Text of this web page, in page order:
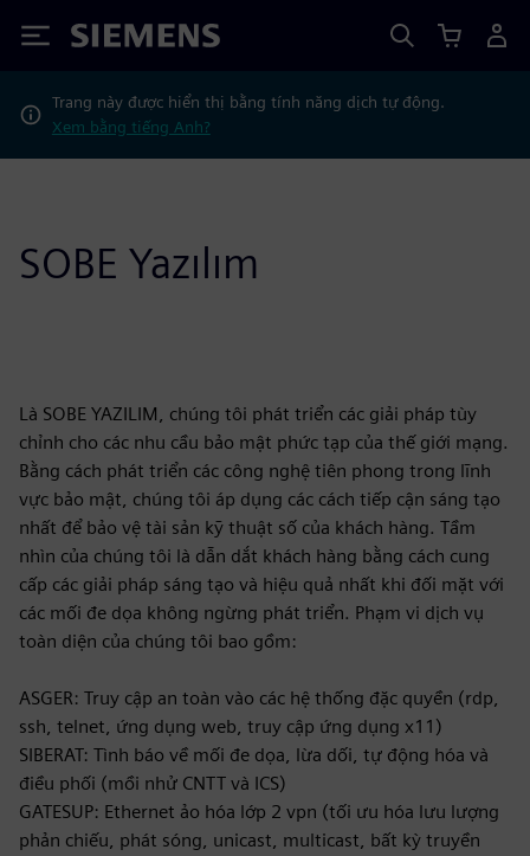
Siemens
Trang này được hiển thị bằng tính năng dịch tự động.
Xem bằng tiếng Anh?
SOBE Yazılım
Là SOBE YAZILIM, chúng tôi phát triển các giải pháp tùy
chỉnh cho các nhu cầu bảo mật phức tạp của thế giới mạng.
Bằng cách phát triển các công nghệ tiên phong trong lĩnh
vực bảo mật, chúng tôi áp dụng các cách tiếp cận sáng tạo
nhất để bảo vệ tài sản kỹ thuật số của khách hàng. Tầm
nhìn của chúng tôi là dẫn dắt khách hàng bằng cách cung
cấp các giải pháp sáng tạo và hiệu quả nhất khi đối mặt với
các mối đe dọa không ngừng phát triển. Phạm vi dịch vụ
toàn diện của chúng tôi bao gồm:
ASGER: Truy cập an toàn vào các hệ thống đặc quyền (rdp,
ssh, telnet, ứng dụng web, truy cập ứng dụng x11)
SIBERAT: Tình báo về mối đe dọa, lừa dối, tự động hóa và
điều phối (mồi nhử CNTT và ICS)
GATESUP: Ethernet ảo hóa lớp 2 vpn (tối ưu hóa lưu lượng
phản chiếu, phát sóng, unicast, multicast, bất kỳ truyền